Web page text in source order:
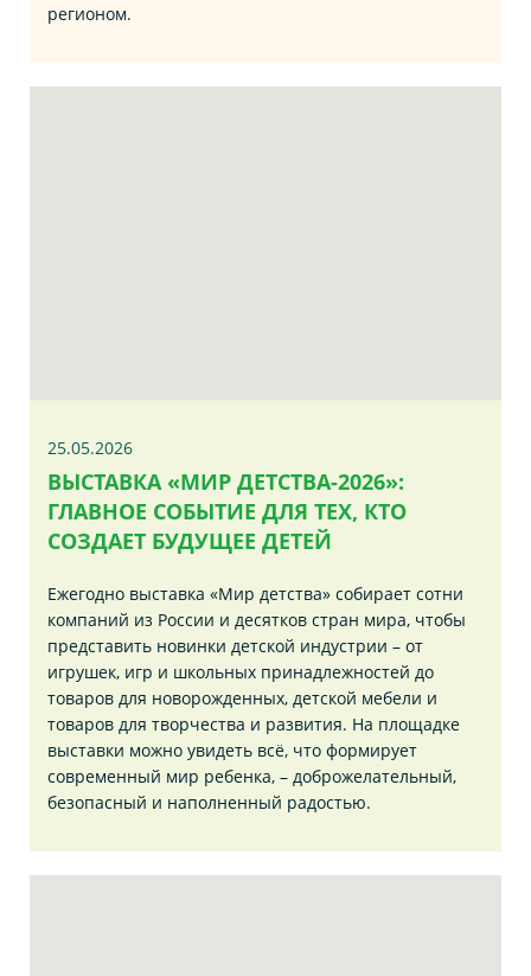
регионом.
25.05.2026
ВЫСТАВКА «МИР ДЕТСТВА-2026»:
ГЛАВНОЕ СОБЫТИЕ ДЛЯ ТЕХ, КТО
СОЗДАЕТ БУДУЩЕЕ ДЕТЕЙ
Ежегодно выставка «Мир детства» собирает сотни
компаний из России и десятков стран мира, чтобы
представить новинки детской индустрии – от
игрушек, игр и школьных принадлежностей до
товаров для новорожденных, детской мебели и
товаров для творчества и развития. На площадке
выставки можно увидеть всё, что формирует
современный мир ребенка, – доброжелательный,
безопасный и наполненный радостью.